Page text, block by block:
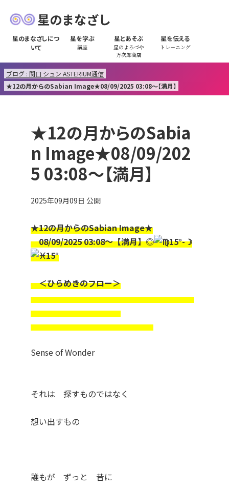
星のまなざし
星のまなざしにつ
いて
星を学ぶ
講座
星とあそぶ
星のよろづや
万次郎商店
星を伝える
トレーニング
ブログ : 関口 シュン ASTERIUM通信
★12の月からのSabian Image★08/09/2025 03:08～【満月】
★12の月からのSabia
n Image★08/09/202
5 03:08～【満月】
2025年09月09日 公開
★12の月からのSabian Image★
08/09/2025 03:08～【満月】◎
15°-☽
15°
＜ひらめきのフロー＞
Sense of Wonder
それは 探すものではなく
想い出すもの
誰もが ずっと 昔に